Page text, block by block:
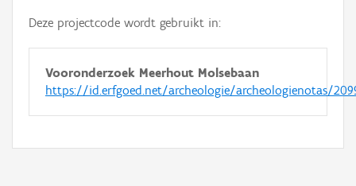
Deze projectcode wordt gebruikt in:
Vooronderzoek Meerhout Molsebaan
https://id.erfgoed.net/archeologie/archeologienotas/